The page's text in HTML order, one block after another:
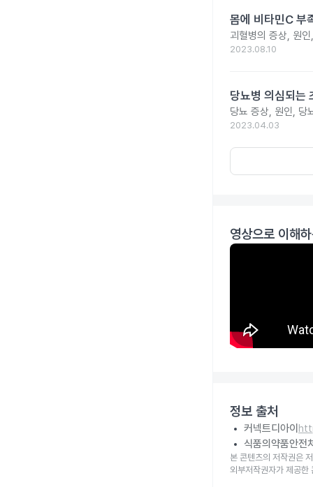
몸에 비타민C 부
괴혈병의 증상, 원
2023.08.10
당뇨병 의심되는
당뇨 증상, 원인, 당
2023.04.03
영상으로 이해
정보 출처
커넥트디아이
식품의약품안전
본 콘텐츠의 저작권은
외부저작권자가 제공한